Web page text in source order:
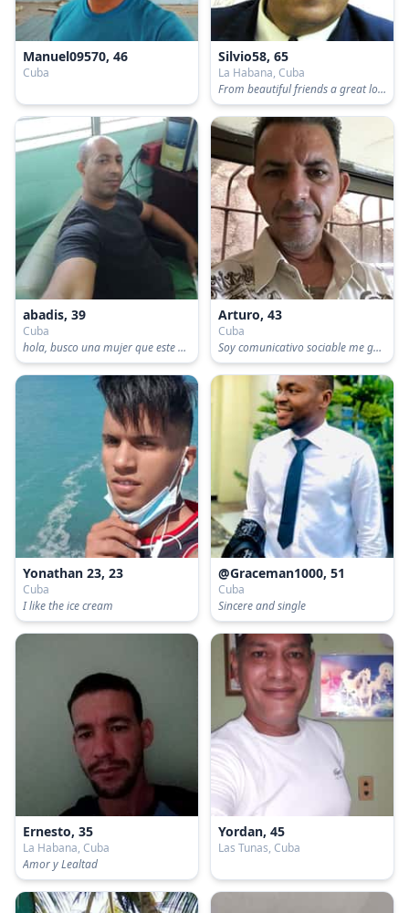
Manuel09570, 46
Cuba
Silvio58, 65
La Habana, Cuba
From beautiful friends a great love is born.
abadis, 39
Cuba
hola, busco una mujer que este dispuesta a amar y que la amen,soy amable, cariñoso y caliente
Arturo, 43
Cuba
Soy comunicativo sociable me gustaría conocer el a amor aqui amistad
Yonathan 23, 23
Cuba
I like the ice cream
@Graceman1000, 51
Cuba
Sincere and single
Ernesto, 35
La Habana, Cuba
Amor y Lealtad
Yordan, 45
Las Tunas, Cuba